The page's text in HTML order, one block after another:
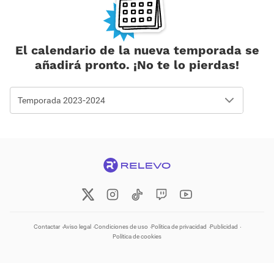
El calendario de la nueva temporada se
añadirá pronto. ¡No te lo pierdas!
Temporada 2023-2024
Contactar Aviso legal Condiciones de uso Política de privacidad Publicidad
Política de cookies